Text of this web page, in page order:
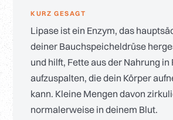
KURZ GESAGT
Lipase ist ein Enzym, das
deiner Bauchspeicheldrüse
und hilft, Fette aus der Nahrung in
aufzuspalten, die dein Körper
kann. Kleine Mengen davon
normalerweise in deinem Blut.